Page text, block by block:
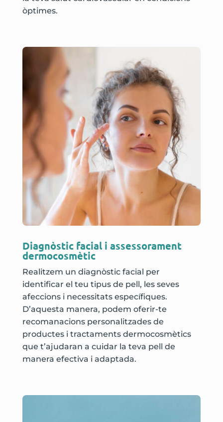
òptimes.
Diagnòstic facial i assessorament
dermocosmètic
Realitzem un diagnòstic facial per
identificar el teu tipus de pell, les seves
afeccions i necessitats específiques.
D’aquesta manera, podem oferir-te
recomanacions personalitzades de
productes i tractaments dermocosmètics
que t’ajudaran a cuidar la teva pell de
manera efectiva i adaptada.